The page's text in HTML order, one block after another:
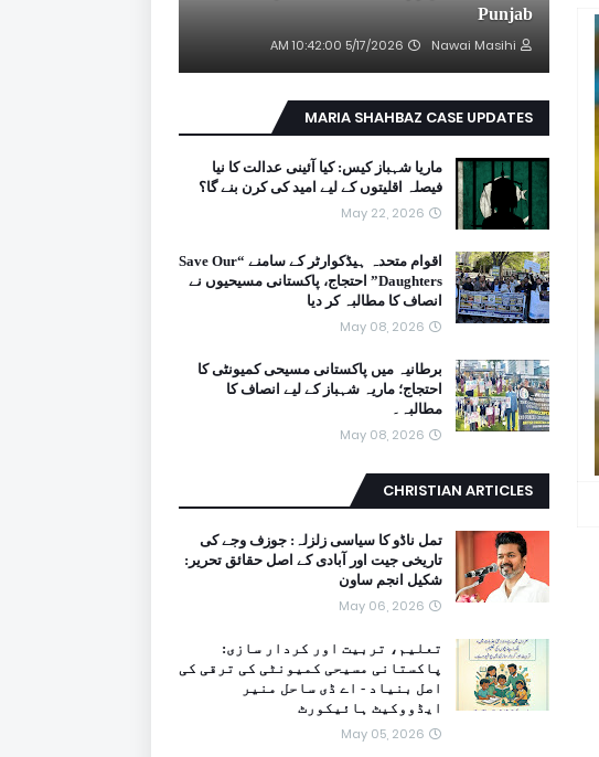
Punjab
Nawai Masihi
5/17/2026 10:42:00 AM
MARIA SHAHBAZ CASE UPDATES
ماریا شہباز کیس: کیا آئینی عدالت کا نیا
فیصلہ اقلیتوں کے لیے امید کی کرن بنے گا؟
May 22, 2026
اقوام متحدہ ہیڈکوارٹر کے سامنے “Save Our
Daughters” احتجاج، پاکستانی مسیحیوں نے
انصاف کا مطالبہ کر دیا
May 08, 2026
برطانیہ میں پاکستانی مسیحی کمیونٹی کا
احتجاج؛ ماریہ شہباز کے لیے انصاف کا
مطالبہ۔
May 08, 2026
CHRISTIAN ARTICLES
تمل ناڈو کا سیاسی زلزلہ: جوزف وجے کی
تاریخی جیت اور آبادی کے اصل حقائق تحریر:
شکیل انجم ساون
May 06, 2026
تعلیم، تربیت اور کردار سازی:
پاکستانی مسیحی کمیونٹی کی ترقی کی
اصل بنیاد - اے ڈی ساحل منیر
ایڈووکیٹ ہائیکورٹ
May 05, 2026